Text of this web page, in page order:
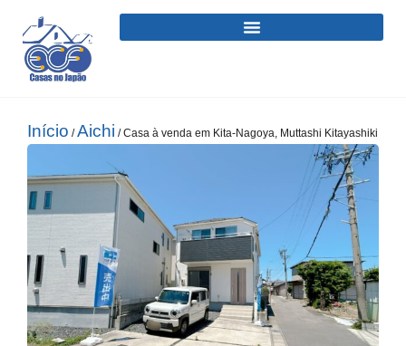
Início /Aichi / Casa à venda em Kita-Nagoya, Muttashi Kitayashiki